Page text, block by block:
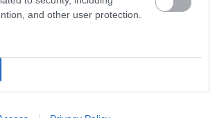
and other user protection.